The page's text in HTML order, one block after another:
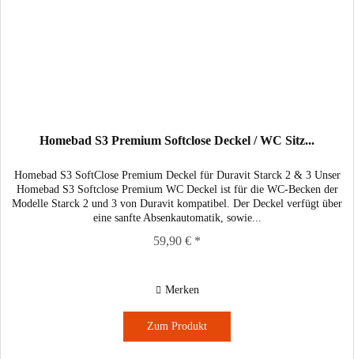
Homebad S3 Premium Softclose Deckel / WC Sitz...
Homebad S3 SoftClose Premium Deckel für Duravit Starck 2 & 3 Unser
Homebad S3 Softclose Premium WC Deckel ist für die WC-Becken der
Modelle Starck 2 und 3 von Duravit kompatibel. Der Deckel verfügt über
eine sanfte Absenkautomatik, sowie...
59,90 € *
Merken
Zum Produkt